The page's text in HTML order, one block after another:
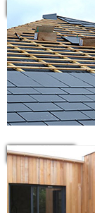
+ MENUISERIES